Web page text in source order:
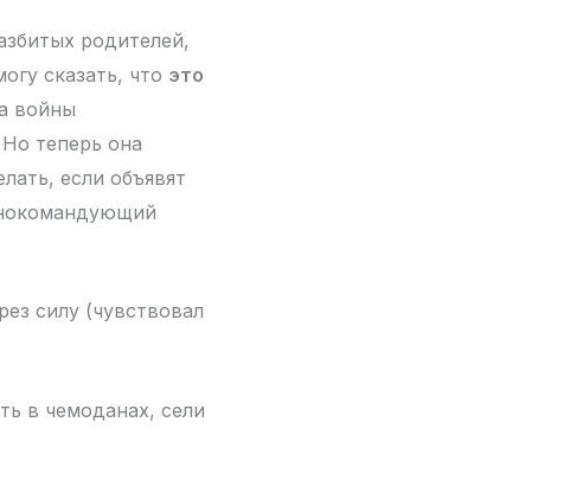
родителей,
сказать, что это
войны
теперь она
если объявят
силу (чувствовал
в чемоданах, сели